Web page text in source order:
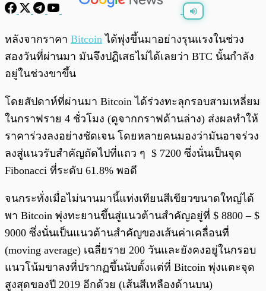
0:00/ 0:00
หลังจากราคา Bitcoin ได้พุ่งขึ้นมาอย่างรุนแรงในช่วง
สองวันที่ผ่านมา มันจึงปฏิเสธไม่ได้เลยว่า BTC นั้นกำลัง
อยู่ในช่วงขาขึ้น
โดยสัปดาห์ที่ผ่านมา Bitcoin ได้ร่วงทะลุกรอบสามเหลี่ยม
ในกราฟราย 4 ชั่วโมง (ดูจากกราฟด้านล่าง) ส่งผลทำให้
ราคาร่วงลงอย่างชัดเจน โดยหลายคนมองว่ามันอาจร่วง
ลงสู่แนวรับสำคัญถัดไปที่แถว ๆ $ 7200 ซึ่งนั่นเป็นจุด
Fibonacci ที่ระดับ 61.8% พอดี
จนกระทั่งเมื่อไม่นานมานี้แท่งเทียนสีเขียวขนาดใหญ่ได้
พา Bitcoin พุ่งทะยานขึ้นสู่แนวต้านสำคัญอยู่ที่ $ 8800 – $
9000 ซึ่งนั่นเป็นแนวต้านสำคัญของเส้นค่าเคลื่อนที่
(moving average) เฉลี่ยราย 200 วันและยังคงอยู่ในกรอบ
แนวโน้มขาลงที่ปรากฏขึ้นนับตั้งแต่ที่ Bitcoin พุ่งแตะจุด
สูงสุดของปี 2019 อีกด้วย (เส้นสีเหลืองด้านบน)